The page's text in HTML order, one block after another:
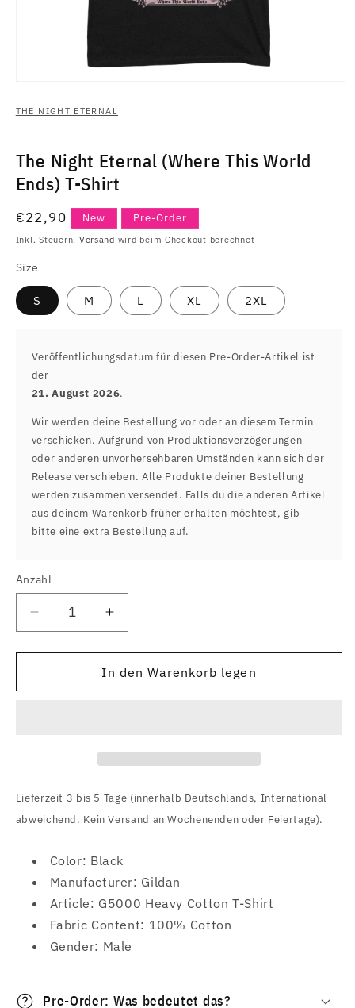
in
THE NIGHT ETERNAL
The Night Eternal (Where This World
Ends) T-Shirt
Normaler
Preis
€22,90 New Pre-Order
Inkl. Steuern. Versand wird beim Checkout berechnet
Size
S M L XL 2XL
Veröffentlichungsdatum für diesen Pre-Order-Artikel ist
der
21. August 2026.
Wir werden deine Bestellung vor oder an diesem Termin
verschicken. Aufgrund von Produktionsverzögerungen
oder anderen unvorhersehbaren Umständen kann sich der
Release verschieben. Alle Produkte deiner Bestellung
werden zusammen versendet. Falls du die anderen Artikel
aus deinem Warenkorb früher erhalten möchtest, gib
bitte eine extra Bestellung auf.
Anzahl
Anzahl
Verringere
die
Menge
The
Ends)
T-
Shirt
Erhöhe
die
Menge
für
The
Ends)
Shirt
In den Warenkorb legen
Lieferzeit 3 bis 5 Tage (innerhalb Deutschlands, International
abweichend. Kein Versand an Wochenenden oder Feiertage).
Color: Black
Manufacturer: Gildan
Article: G5000 Heavy Cotton T-Shirt
Fabric Content: 100% Cotton
Gender: Male
Pre-Order: Was bedeutet das?